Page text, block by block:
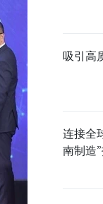
吸引高
连接全
南制造